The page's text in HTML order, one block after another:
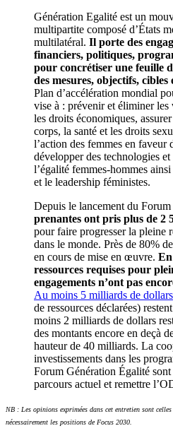
Génération Egalité est un
multipartite composé d’États
multilatéral. Il porte des
financiers, politiques,
pour concrétiser une feuille
des mesures, objectifs,
Plan d’accélération mondial
vise à : prévenir et éliminer
les droits économiques,
corps, la santé et les droits
l’action des femmes en faveur
développer des technologies
l’égalité femmes-hommes
et le leadership féministes.
Depuis le lancement du
prenantes ont pris plus de 2
pour faire progresser la pleine
dans le monde. Près de 80%
en cours de mise en œuvre. En
ressources requises pour
engagements n’ont pas
Au moins 5 milliards de dollars
de ressources déclarées)
moins 2 milliards de dollars
des montants encore en deçà
hauteur de 40 milliards. La
investissements dans les
Forum Génération Égalité
parcours actuel et remettre
NB : Les opinions exprimées dans cet entretien sont
nécessairement les positions de Focus 2030.